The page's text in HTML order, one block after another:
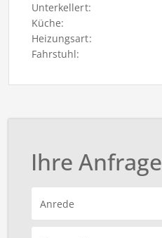
Unterkellert:
Küche:
Heizungsart:
Fahrstuhl:
Ihre Anfrage
Anrede